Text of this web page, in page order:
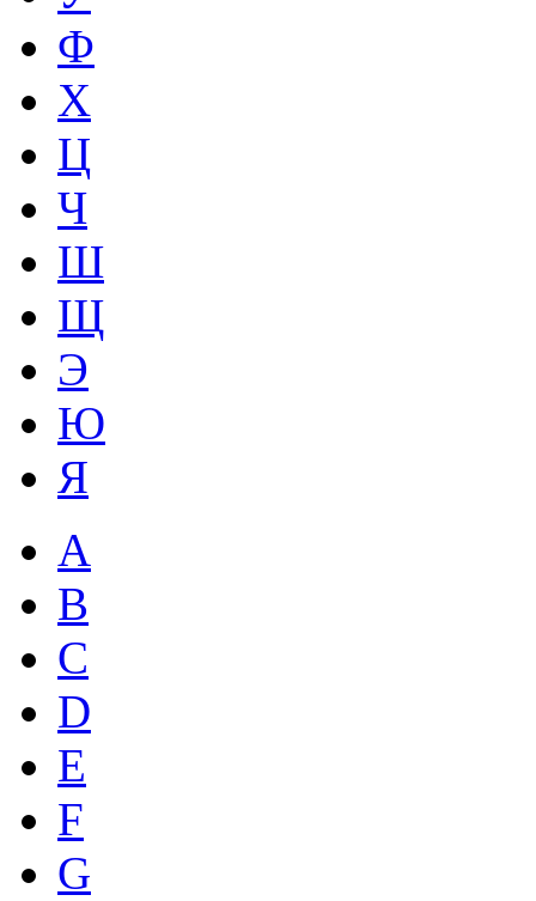
Ф
Х
Ц
Ч
Ш
Щ
Э
Ю
Я
A
B
C
D
E
F
G